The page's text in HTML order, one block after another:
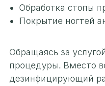
Обработка стопы
Покрытие ногтей
Обращаясь за
процедуры. Вместо
дезинфицирующий